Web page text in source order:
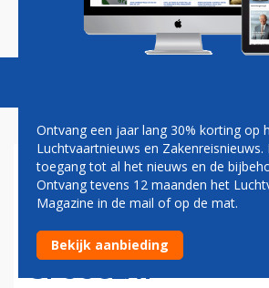
Magazine Podcasts
ZIJN FRANSE
SPUUGZAT
Ontvang een jaar lang 30% korting op
Luchtvaartnieuws en
toegang tot al het nieuws en de
Ontvang tevens 12 maanden het
Magazine in de mail of op de mat.
Bekijk aanbieding